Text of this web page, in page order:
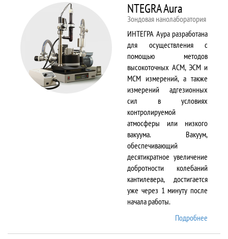
NTEGRA Aura
Зондовая нанолаборатория
ИНТЕГРА Аура разработана
для осуществления с
помощью методов
высокоточных АСМ, ЭСМ и
МСМ измерений, а также
измерений адгезионных
сил в условиях
контролируемой
атмосферы или низкого
вакуума. Вакуум,
обеспечивающий
десятикратное увеличение
добротности колебаний
кантилевера, достигается
уже через 1 минуту после
начала работы.
Подробнее